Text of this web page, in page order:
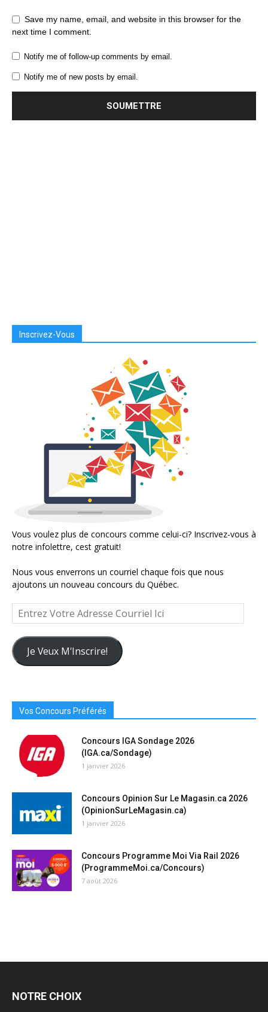
Save my name, email, and website in this browser for the
next time I comment.
Notify me of follow-up comments by email.
Notify me of new posts by email.
Inscrivez-Vous
Vous voulez plus de concours comme celui-ci? Inscrivez-vous à
notre infolettre, cest gratuit!
Nous vous enverrons un courriel chaque fois que nous
ajoutons un nouveau concours du Québec.
Entrez
Votre
Adresse
Courriel
Ici
Je Veux M'Inscrire!
Vos Concours Préférés
Concours IGA Sondage 2026
(IGA.ca/Sondage)
1 janvier 2026
Concours Opinion Sur Le Magasin.ca 2026
(OpinionSurLeMagasin.ca)
1 janvier 2026
Concours Programme Moi Via Rail 2026
(ProgrammeMoi.ca/Concours)
7 août 2026
NOTRE CHOIX